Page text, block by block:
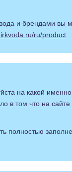
и брендами вы
ru/product
на какой
в том что на
полностью